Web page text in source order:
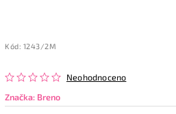
Kód: 1243/2M
Neohodnoceno
Značka: Breno